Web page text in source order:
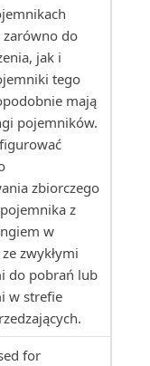
z
do
jak i
tego
mają
pojemników.
zbiorczego
z
w
zwykłymi
do pobrań lub
w strefie
for